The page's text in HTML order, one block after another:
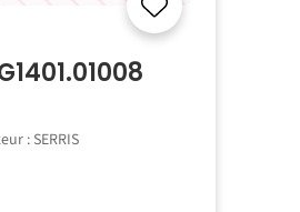
: SERRIS